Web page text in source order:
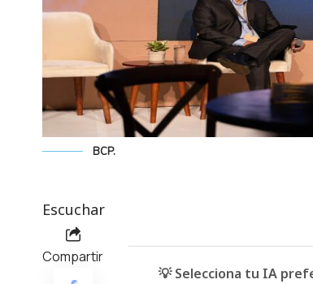
BCP.
Escuchar
Compartir
💡 Selecciona tu IA